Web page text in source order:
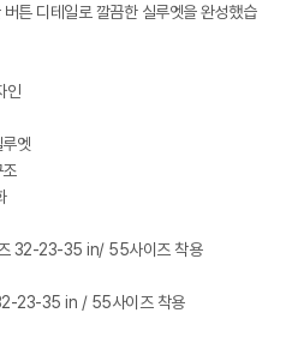
튼 디테일로 깔끔한 실루엣을 완성했습
인
엣
32-23-35 in/ 55사이즈 착용
23-35 in / 55사이즈 착용